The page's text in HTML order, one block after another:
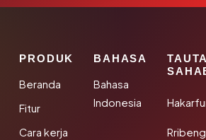
PRODUK
Beranda
Fitur
Cara kerja
BAHASA
Bahasa
Indonesia